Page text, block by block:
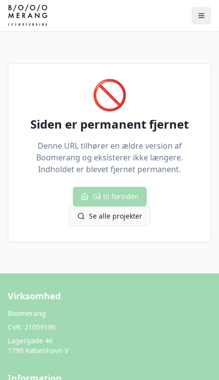
🚫
Siden er permanent fjernet
Denne URL tilhører en ældre version af
Boomerang og eksisterer ikke længere.
Indholdet er blevet fjernet permanent.
Gå til forsiden
Se alle projekter
Virksomhed
Boomerang
CVR: 21059196
Lagergade 46
1799 København V